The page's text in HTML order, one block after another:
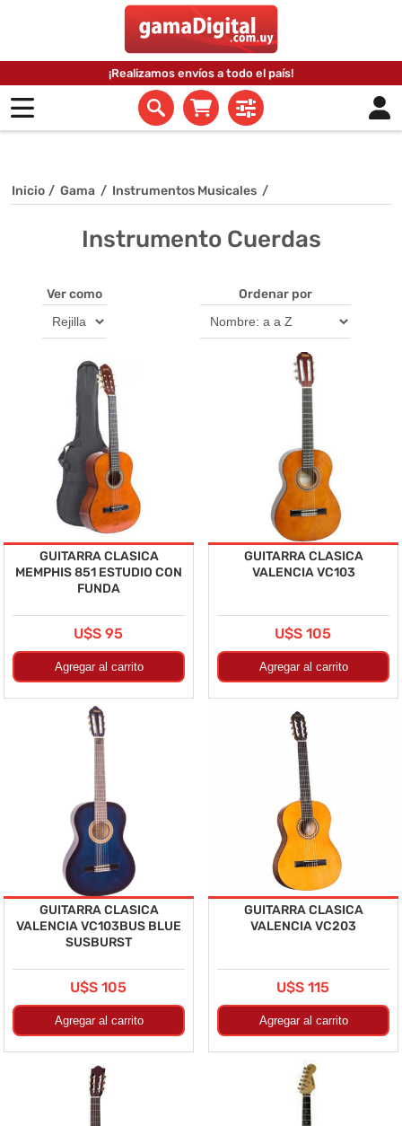
¡Realizamos envíos a todo el país!
Inicio / Gama / Instrumentos Musicales /
Instrumento Cuerdas
Ver como Ordenar por
GUITARRA CLASICA
MEMPHIS 851 ESTUDIO CON
FUNDA
U$S 95
GUITARRA CLASICA
VALENCIA VC103
U$S 105
GUITARRA CLASICA
VALENCIA VC103BUS BLUE
SUSBURST
U$S 105
GUITARRA CLASICA
VALENCIA VC203
U$S 115